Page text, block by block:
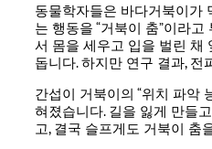
동물학자들은 바다거북이가
는 행동을 “거북이 춤”이라
서 몸을 세우고 입을 벌린 채
돕니다. 하지만 연구 결과, 전
간섭이 거북이의 “위치 파악
혀졌습니다. 길을 잃게 만들
고, 결국 슬프게도 거북이 춤